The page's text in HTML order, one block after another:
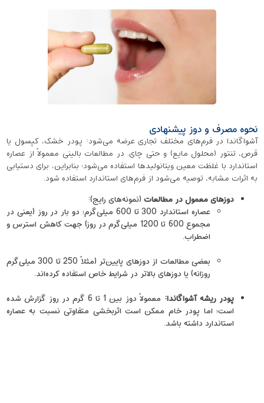
نحوه مصرف و دوز پیشنهادی
آشواگاندا در فرم‌های مختلف تجاری عرضه می‌شود: پودر خشک، کپسول یا
قرص، تنتور (محلول مایع) و حتی چای. در مطالعات بالینی معمولاً از عصاره
استاندارد با غلظت معین ویتانولیدها استفاده می‌شود؛ بنابراین، برای دستیابی
به اثرات مشابه، توصیه می‌شود از فرم‌های استاندارد استفاده شود.
دوزهای معمول در مطالعات (نمونه‌های رایج):
عصاره استاندارد 300 تا 600 میلی‌گرم؛ دو بار در روز (یعنی در
مجموع 600 تا 1200 میلی‌گرم در روز) جهت کاهش استرس و
اضطراب.
بعضی مطالعات از دوزهای پایین‌تر (مثلاً 250 تا 300 میلی‌گرم
روزانه) یا دوزهای بالاتر در شرایط خاص استفاده کرده‌اند.
پودر ریشه آشواگاندا:
معمولاً دوز بین 1 تا 6 گرم در روز گزارش شده
است؛ اما پودر خام ممکن است اثربخشی متفاوتی نسبت به عصاره
استاندارد داشته باشد.